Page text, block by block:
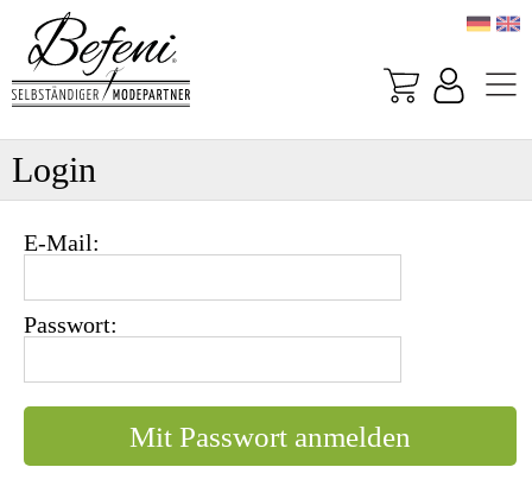
Login
E-Mail:
Passwort: